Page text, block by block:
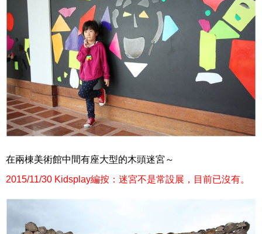
在兩棟美術館中間有座大型的木頭迷宮～
2015/11/30 Kidsplay編按：迷宮不是常設展，目前已沒有。